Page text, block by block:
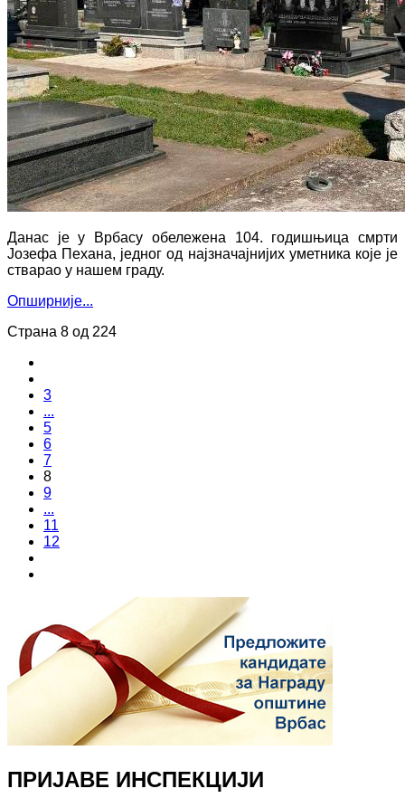
Данас је у Врбасу обележена 104. годишњица смрти
Јозефа Пехана, једног од најзначајнијих уметника које је
стварао у нашем граду.
Опширније...
Страна 8 од 224
3
...
5
6
7
8
9
...
11
12
ПРИЈАВЕ ИНСПЕКЦИЈИ